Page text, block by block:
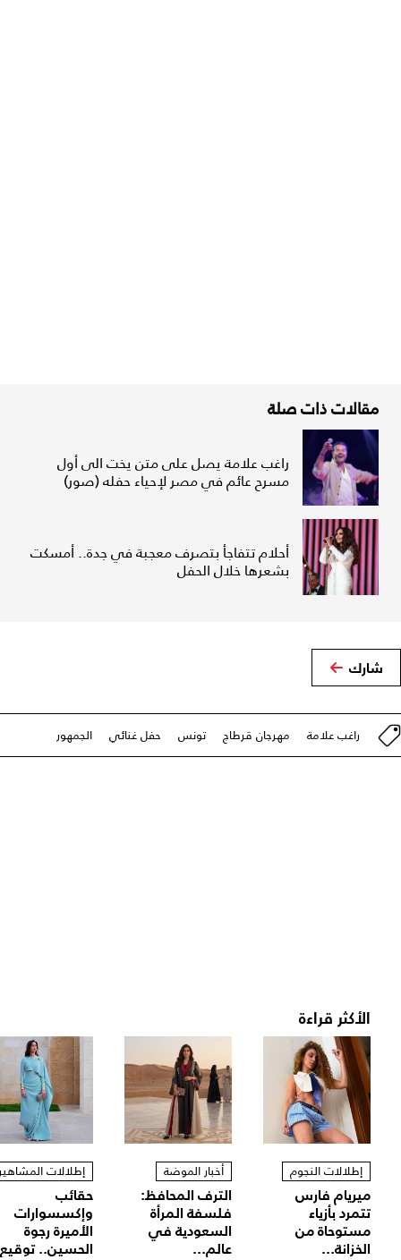
مقالات ذات صلة
راغب علامة يصل على متن يخت الى أول
مسرح عائم في مصر لإحياء حفله (صور)
أحلام تتفاجأ بتصرف معجبة في جدة.. أمسكت
بشعرها خلال الحفل
شارك
راغب علامة مهرجان قرطاج تونس حفل غنائي الجمهور
الأكثر قراءة
إطلالات النجوم
ميريام فارس
تتمرد بأزياء
مستوحاة من
الخزانة...
أخبار الموضة
الترف المحافظ:
فلسفة المرأة
السعودية في
عالم...
إطلالات
حقائب
وإكسسوارات
الأميرة رجوة
الحسين..